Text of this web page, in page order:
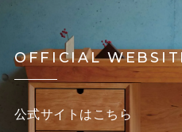
OFFICIAL
公式サイトはこちら